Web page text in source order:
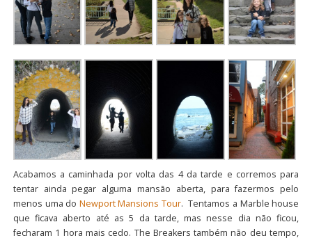
Acabamos a caminhada por volta das 4 da tarde e corremos para
tentar ainda pegar alguma mansão aberta, para fazermos pelo
menos uma do Newport Mansions Tour. Tentamos a Marble house
que ficava aberto até as 5 da tarde, mas nesse dia não ficou,
fecharam 1 hora mais cedo. The Breakers também não deu tempo,